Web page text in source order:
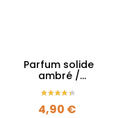
Parfum solide
ambré /
musqué
Prix
4,90 €